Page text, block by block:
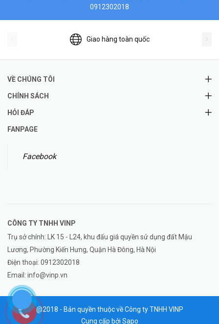
0912302018
Giao hàng toàn quốc
VỀ CHÚNG TÔI
CHÍNH SÁCH
HỎI ĐÁP
FANPAGE
Facebook
CÔNG TY TNHH VINP
Trụ sở chính: LK 15 - L24, khu đấu giá quyền sử dụng đất Mậu
Lương, Phường Kiến Hưng, Quận Hà Đông, Hà Nội
Điện thoại: 0912302018
Email: info@vinp.vn
@2018 - Bản quyền thuộc về Công ty TNHH VINP
Cung cấp bởi Sapo